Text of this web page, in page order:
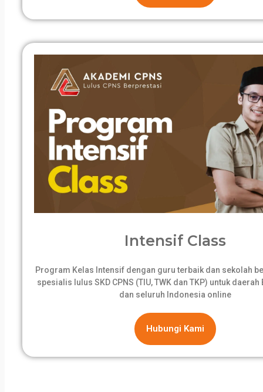
Intensif Class
Program Kelas Intensif dengan guru terbaik dan sekolah
spesialis lulus SKD CPNS (TIU, TWK dan TKP) untuk
dan seluruh Indonesia online
Hubungi Kami